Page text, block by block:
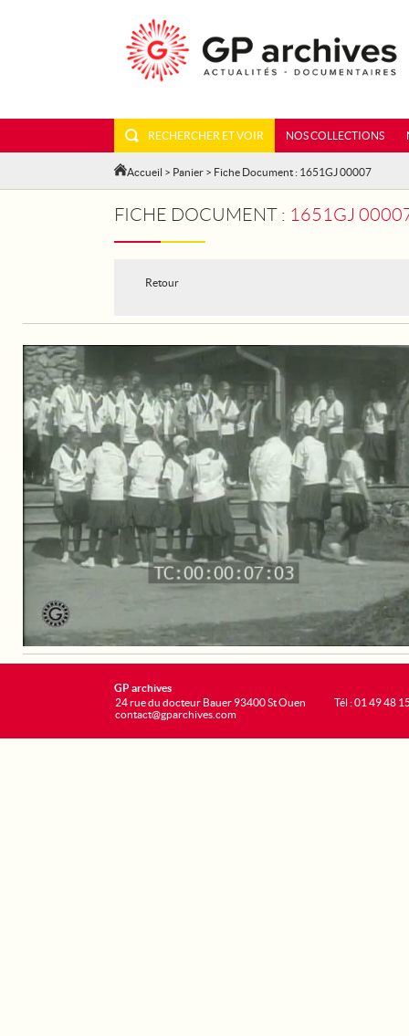
RECHERCHER ET VOIR NOS COLLECTIONS
Accueil > Panier > Fiche Document : 1651GJ 00007
FICHE DOCUMENT : 1651GJ 00007
Retour
GP archives
24 rue du docteur Bauer 93400 St Ouen
contact@gparchives.com
Tél : 01 49 48